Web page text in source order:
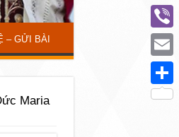
– GỬI BÀI
Maria
Viber